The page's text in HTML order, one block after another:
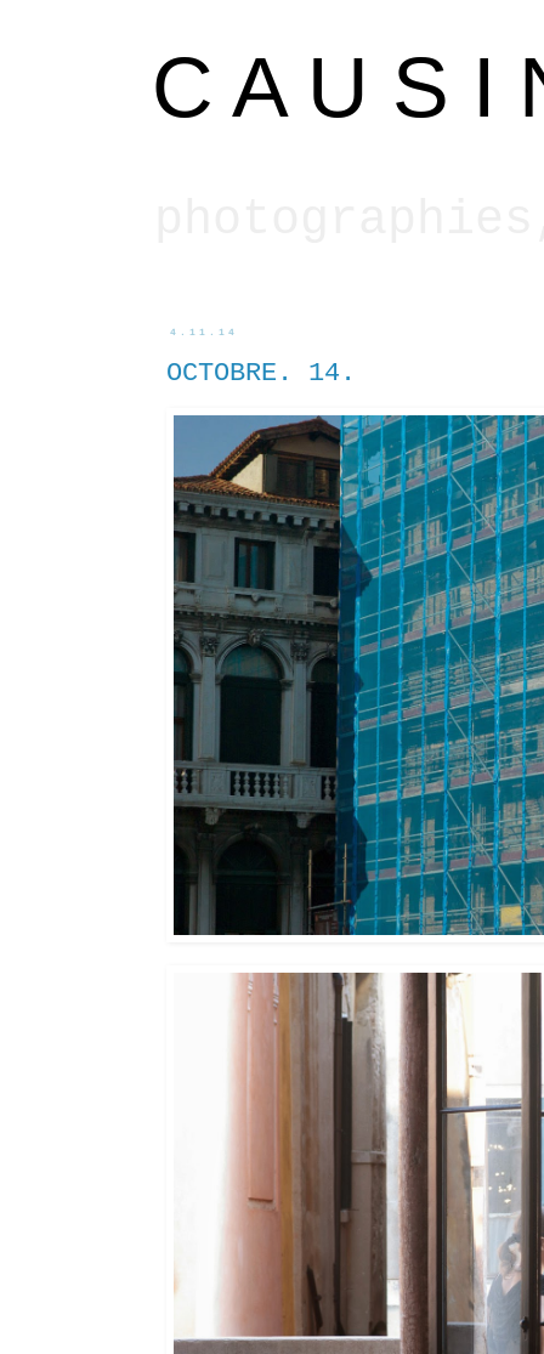
C A U S I
4.11.14
OCTOBRE. 14.